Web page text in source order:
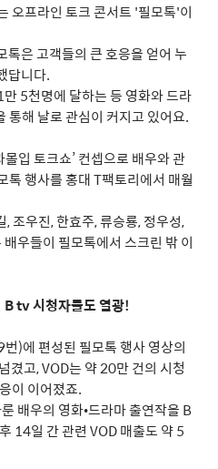
오프라인 토크 콘서트 '필모톡'이
톡은 고객들의 큰 호응을 얻어 누
답니다.
만5천명에 달하는 등 영화와 드라
통해 날로 관심이 커지고 있어요.
몰입 토크쇼’컨셉으로 배우와 관
톡 행사를 홍대T팩토리에서 매월
,조우진,한효주,류승룡,정우성,
우들이 필모톡에서 스크린 밖 이
B tv시청자들도 열광!
번)에 편성된 필모톡 행사 영상의
겼고, VOD는 약20만 건의 시청
이 이어졌죠.
배우의 영화•드라마 출연작을 B
14일 간 관련 VOD매출도 약5